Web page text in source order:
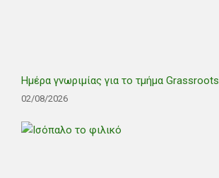
Ημέρα γνωριμίας για το τμήμα Grassroots
02/08/2026